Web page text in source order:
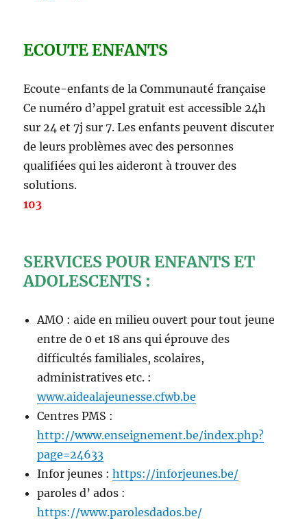
ECOUTE ENFANTS
Ecoute-enfants de la Communauté française
Ce numéro d’appel gratuit est accessible 24h
sur 24 et 7j sur 7. Les enfants peuvent discuter
de leurs problèmes avec des personnes
qualifiées qui les aideront à trouver des
solutions.
103
SERVICES POUR ENFANTS ET
ADOLESCENTS :
AMO : aide en milieu ouvert pour tout jeune
entre de 0 et 18 ans qui éprouve des
difficultés familiales, scolaires,
administratives etc. :
www.aidealajeunesse.cfwb.be
Centres PMS :
http://www.enseignement.be/index.php?
page=24633
Infor jeunes :https://inforjeunes.be/
paroles d’ ados :
https://www.parolesdados.be/